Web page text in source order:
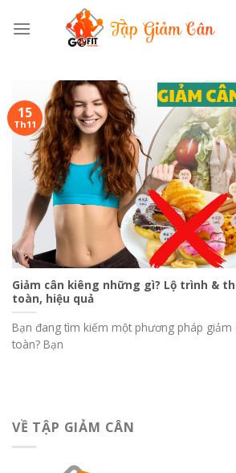
Giảm cân kiêng những gì? Lộ trình &
toàn, hiệu quả
Bạn đang tìm kiếm một phương pháp giảm
toàn? Bạn
15
Th11
VỀ TẬP GIẢM CÂN